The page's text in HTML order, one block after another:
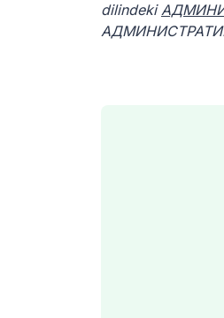
dilindeki